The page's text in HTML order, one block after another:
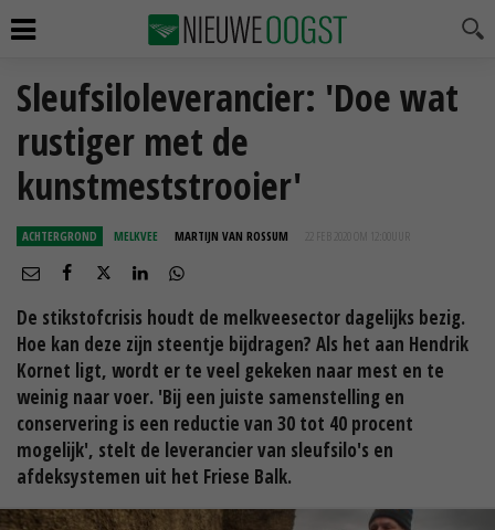
Sleufsiloleverancier: 'Doe wat
rustiger met de
kunstmeststrooier'
ACHTERGROND MELKVEE MARTIJN VAN ROSSUM 22 FEB 2020 OM 12:00
De stikstofcrisis houdt de melkveesector dagelijks bezig.
Hoe kan deze zijn steentje bijdragen? Als het aan Hendrik
Kornet ligt, wordt er te veel gekeken naar mest en te
weinig naar voer. 'Bij een juiste samenstelling en
conservering is een reductie van 30 tot 40 procent
mogelijk', stelt de leverancier van sleufsilo's en
afdeksystemen uit het Friese Balk.